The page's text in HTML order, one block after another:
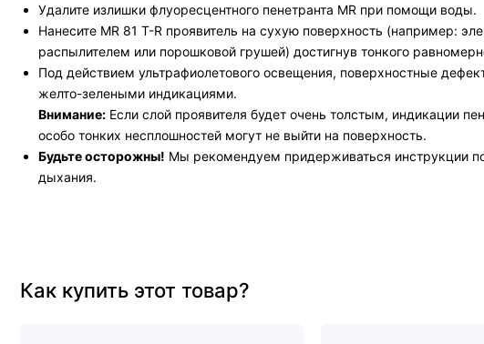
Удалите излишки флуоресцентного пенетранта MR при помощи воды.
Нанесите MR 81 T-R проявитель на сухую поверхность (например:
распылителем или порошковой грушей) достигнув тонкого
Под действием ультрафиолетового освещения, поверхностные
желто-зелеными индикациями.
Внимание: Если слой проявителя будет очень толстым, индикации
особо тонких несплошностей могут не выйти на поверхность.
Будьте осторожны! Мы рекомендуем придерживаться инструкции
дыхания.
Как купить этот товар?